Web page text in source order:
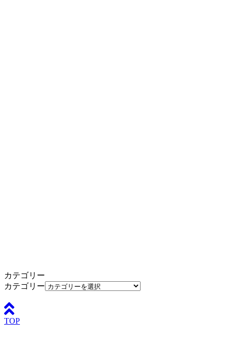
カテゴリー
カテゴリー
TOP